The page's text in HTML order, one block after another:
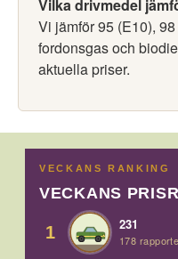
Vilka drivmedel
Vi jämför 95 (E10),
fordonsgas och
aktuella priser.
VECKANS RANKING
VECKANS
1 231
178